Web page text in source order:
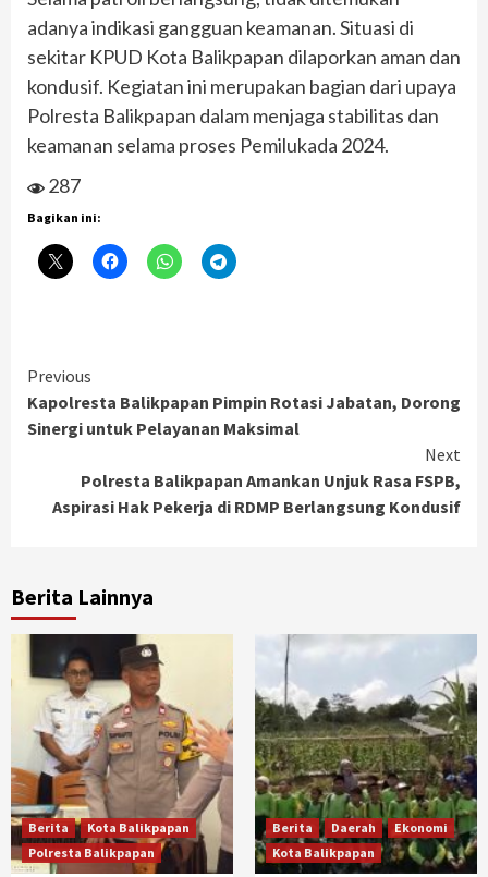
adanya indikasi gangguan keamanan. Situasi di
sekitar KPUD Kota Balikpapan dilaporkan aman dan
kondusif. Kegiatan ini merupakan bagian dari upaya
Polresta Balikpapan dalam menjaga stabilitas dan
keamanan selama proses Pemilukada 2024.
287
Bagikan ini:
Continue
Reading
Previous
Kapolresta Balikpapan Pimpin Rotasi Jabatan, Dorong
Sinergi untuk Pelayanan Maksimal
Next
Polresta Balikpapan Amankan Unjuk Rasa FSPB,
Aspirasi Hak Pekerja di RDMP Berlangsung Kondusif
Berita Lainnya
Berita
Kota Balikpapan
Polresta Balikpapan
Berita Daerah
Ekonomi
Kota Balikpapan